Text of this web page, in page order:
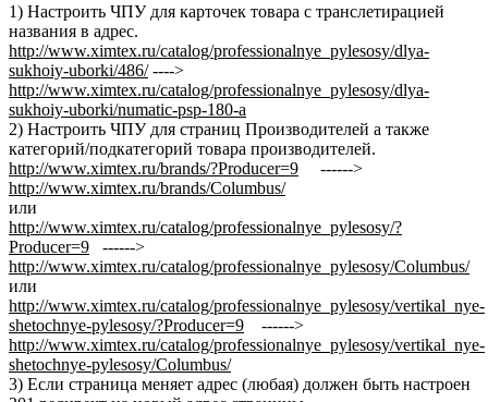
1) Настроить ЧПУ для карточек товара с транслетирацией
названия в адрес.
http://www.ximtex.ru/catalog/professionalnye_pylesosy/dlya-
sukhoiy-uborki/486/---->
http://www.ximtex.ru/catalog/professionalnye_pylesosy/dlya-
sukhoiy-uborki/numatic-psp-180-a
2) Настроить ЧПУ для страниц Производителей а также
категорий/подкатегорий товара производителей.
http://www.ximtex.ru/brands/?Producer=9 ------>
http://www.ximtex.ru/brands/Columbus/
или
http://www.ximtex.ru/catalog/professionalnye_pylesosy/?
Producer=9 ------>
http://www.ximtex.ru/catalog/professionalnye_pylesosy/Columbus/
или
http://www.ximtex.ru/catalog/professionalnye_pylesosy/vertikal_nye-
shetochnye-pylesosy/?Producer=9 ------>
http://www.ximtex.ru/catalog/professionalnye_pylesosy/vertikal_nye-
shetochnye-pylesosy/Columbus/
3) Если страница меняет адрес (любая) должен быть настроен